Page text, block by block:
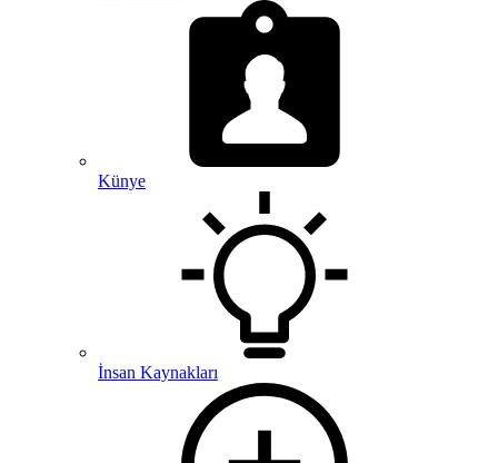
Künye
İnsan Kaynakları